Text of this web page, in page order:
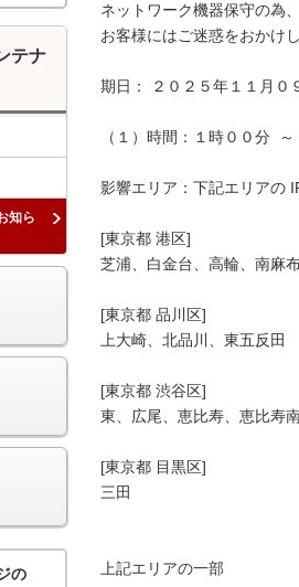
ネットワーク機器保守の為
お客様にはご迷惑をおかけ
期日： ２０２５年１１月０
（１）時間：１時００分
影響エリア：下記エリアの
[東京都 港区]
芝浦、白金台、高輪、南麻
[東京都 品川区]
上大崎、北品川、東五反田
[東京都 渋谷区]
東、広尾、恵比寿、恵比寿
[東京都 目黒区]
三田
上記エリアの一部
テナ
知ら
の